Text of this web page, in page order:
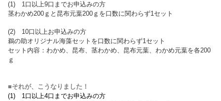
(1) 1口以上9口までお申込みの方
茎わかめ200ｇと昆布元葉200ｇを口数に関わらず1セット
(2) 10口以上お申込みの方
鵜の助オリジナル海藻セットを口数に関わらず1セット
セット内容：わかめ、昆布、茎わかめ、昆布元葉、わかめ元葉を各200
ｇ
■それが、こうなりました！
(1) 1口以上4口までお申込みの方